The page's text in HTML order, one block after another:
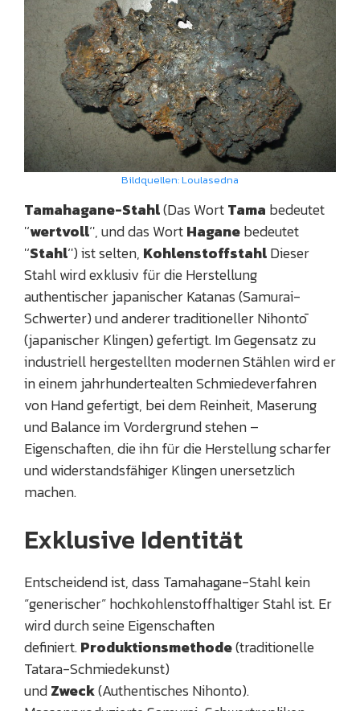
Bildquellen: Loulasedna
Tamahagane-Stahl(Das WortTama bedeutet
'‘wertvoll‘', und das WortHaganebedeutet
'‘Stahl‘') ist selten, KohlenstoffstahlDieser
Stahl wird exklusiv für die Herstellung
authentischer japanischer Katanas (Samurai-
Schwerter) und anderer traditioneller Nihontō
(japanischer Klingen) gefertigt. Im Gegensatz zu
industriell hergestellten modernen Stählen wird er
in einem jahrhundertealten Schmiedeverfahren
von Hand gefertigt, bei dem Reinheit, Maserung
und Balance im Vordergrund stehen –
Eigenschaften, die ihn für die Herstellung scharfer
und widerstandsfähiger Klingen unersetzlich
machen.
Exklusive Identität
Entscheidend ist, dass Tamahagane-Stahl kein
“generischer” hochkohlenstoffhaltiger Stahl ist. Er
wird durch seine Eigenschaften
definiert.Produktionsmethode(traditionelle
Tatara-Schmiedekunst)
undZweck(Authentisches Nihonto).